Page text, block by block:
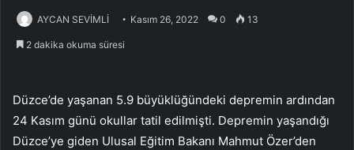
AYCAN SEVİMLİ Kasım 26, 2022 0 13
2 dakika okuma süresi
Düzce’de yaşanan 5.9 büyüklüğündeki depremin ardından
24 Kasım günü okullar tatil edilmişti. Depremin yaşandığı
Düzce’ye giden Ulusal Eğitim Bakanı Mahmut Özer’den